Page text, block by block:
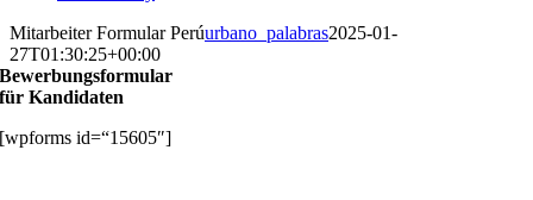
Mitarbeiter Formular Perúurbano_palabras2025-01-
27T01:30:25+00:00
Bewerbungsformular
für Kandidaten
[wpforms id=“15605″]